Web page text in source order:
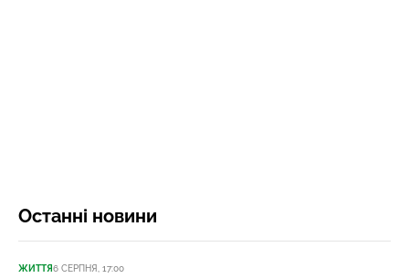
Останні новини
ЖИТТЯ6 СЕРПНЯ, 17:00